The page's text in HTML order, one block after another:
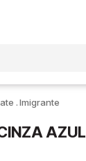
Imigrante
AZUL